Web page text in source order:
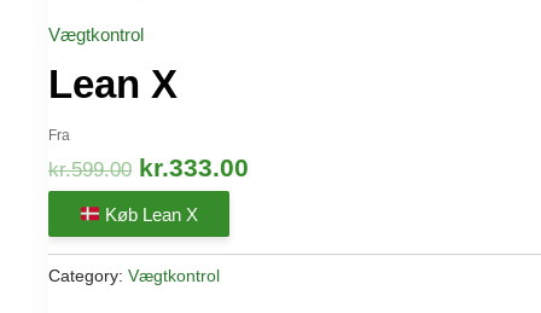
Vægtkontrol
Lean X
Fra
kr.599.00 Original
price
was:
kr.599.00.
kr.333.00
Køb Lean X
Category: Vægtkontrol